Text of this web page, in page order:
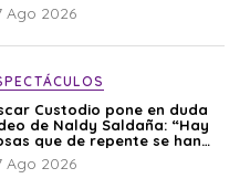
Ago 2026
Custodio pone en duda
de Naldy Saldaña: “Hay
que de repente se han
Ago 2026